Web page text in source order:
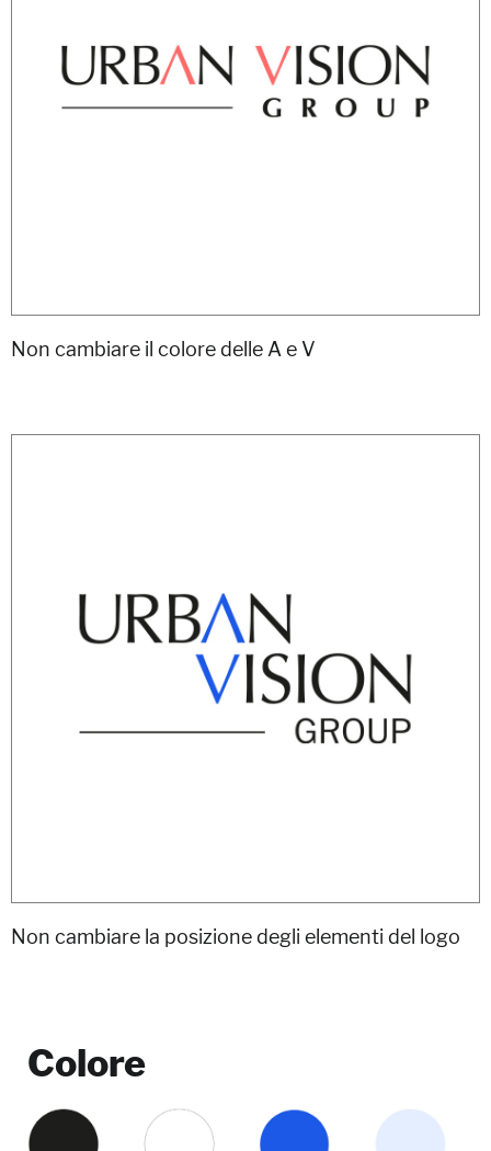
Non cambiare il colore delle A e V
Non cambiare la posizione degli elementi del logo
Colore